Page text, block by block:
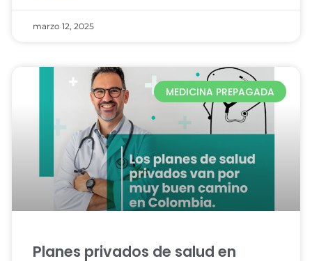
marzo 12, 2025
MEDICINA PREPAGADA
Planes privados de salud en